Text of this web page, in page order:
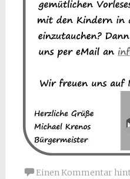
Einen Kommentar